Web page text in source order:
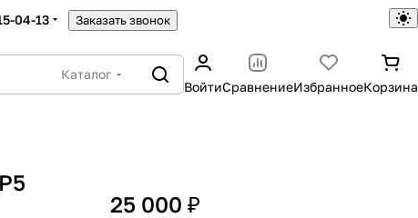
04-13
Заказать звонок
Каталог
ВойтиСравнениеИзбранноеКорзина
25 000 ₽